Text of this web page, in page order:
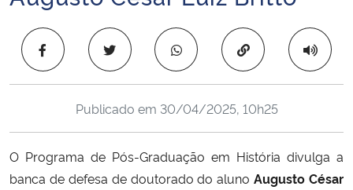
Ministério da Educação
Ministério da Cidadania
Copiar para área
Publicado em 30/04/2025, 10h25
O Programa de Pós-Graduação em História divulga a
banca de defesa de doutorado do alunoAugusto César